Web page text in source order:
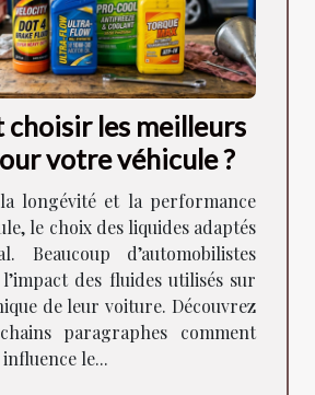
choisir les meilleurs
votre véhicule ?
longévité et la performance
le choix des liquides adaptés
Beaucoup d’automobilistes
des fluides utilisés sur
de leur voiture. Découvrez
paragraphes comment
le...